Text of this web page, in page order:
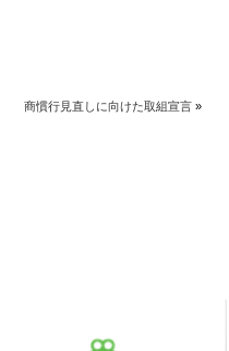
商慣行見直しに向けた取組宣言 »